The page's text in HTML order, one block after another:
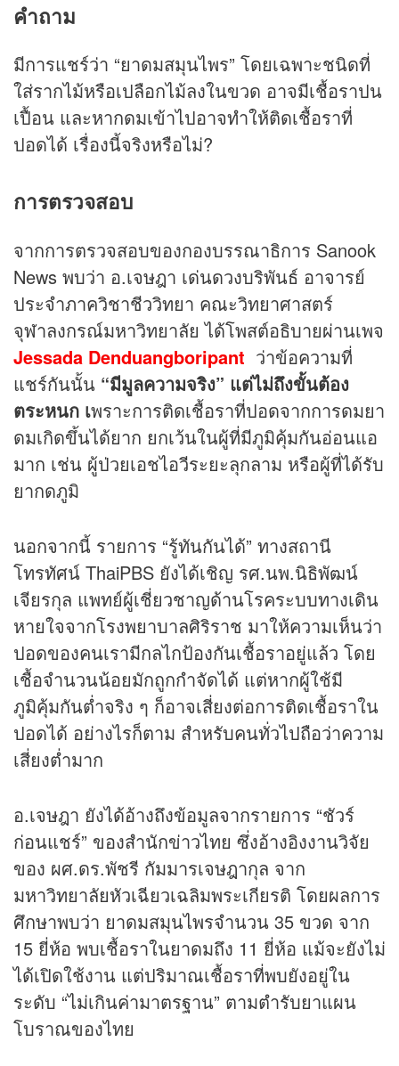
คำถาม
มีการแชร์ว่า “ยาดมสมุนไพร” โดยเฉพาะชนิดที่
ใส่รากไม้หรือเปลือกไม้ลงในขวด อาจมีเชื้อราปน
เปื้อน และหากดมเข้าไปอาจทำให้ติดเชื้อราที่
ปอดได้ เรื่องนี้จริงหรือไม่?
การตรวจสอบ
จากการตรวจสอบของกองบรรณาธิการ Sanook
News พบว่า อ.เจษฎา เด่นดวงบริพันธ์ อาจารย์
ประจำภาควิชาชีววิทยา คณะวิทยาศาสตร์
จุฬาลงกรณ์มหาวิทยาลัย ได้โพสต์อธิบายผ่านเพจ
Jessada Denduangboripant ว่าข้อความที่
แชร์กันนั้น “มีมูลความจริง” แต่ไม่ถึงขั้นต้อง
ตระหนก เพราะการติดเชื้อราที่ปอดจากการดมยา
ดมเกิดขึ้นได้ยาก ยกเว้นในผู้ที่มีภูมิคุ้มกันอ่อนแอ
มาก เช่น ผู้ป่วยเอชไอวีระยะลุกลาม หรือผู้ที่ได้รับ
ยากดภูมิ
นอกจากนี้ รายการ “รู้ทันกันได้” ทางสถานี
โทรทัศน์ ThaiPBS ยังได้เชิญ รศ.นพ.นิธิพัฒน์
เจียรกุล แพทย์ผู้เชี่ยวชาญด้านโรคระบบทางเดิน
หายใจจากโรงพยาบาลศิริราช มาให้ความเห็นว่า
ปอดของคนเรามีกลไกป้องกันเชื้อราอยู่แล้ว โดย
เชื้อจำนวนน้อยมักถูกกำจัดได้ แต่หากผู้ใช้มี
ภูมิคุ้มกันต่ำจริง ๆ ก็อาจเสี่ยงต่อการติดเชื้อราใน
ปอดได้ อย่างไรก็ตาม สำหรับคนทั่วไปถือว่าความ
เสี่ยงต่ำมาก
อ.เจษฎา ยังได้อ้างถึงข้อมูลจากรายการ “ชัวร์
ก่อนแชร์” ของสำนักข่าวไทย ซึ่งอ้างอิงงานวิจัย
ของ ผศ.ดร.พัชรี กัมมารเจษฎากุล จาก
มหาวิทยาลัยหัวเฉียวเฉลิมพระเกียรติ โดยผลการ
ศึกษาพบว่า ยาดมสมุนไพรจำนวน 35 ขวด จาก
15 ยี่ห้อ พบเชื้อราในยาดมถึง 11 ยี่ห้อ แม้จะยังไม่
ได้เปิดใช้งาน แต่ปริมาณเชื้อราที่พบยังอยู่ใน
ระดับ “ไม่เกินค่ามาตรฐาน” ตามตำรับยาแผน
โบราณของไทย